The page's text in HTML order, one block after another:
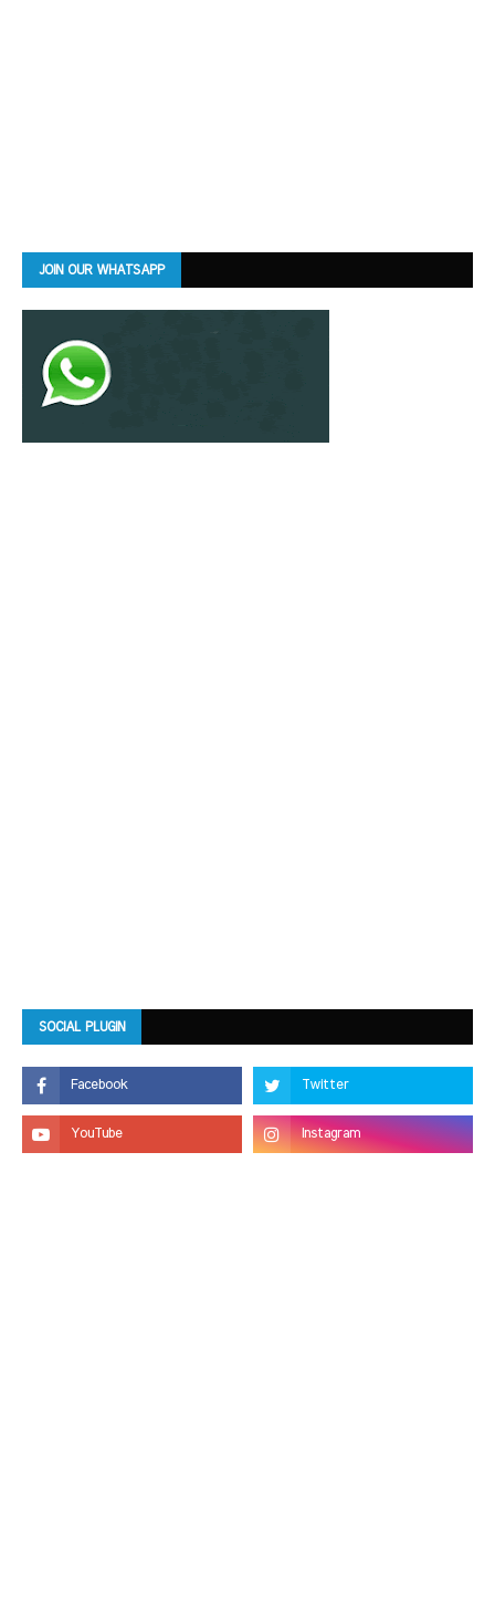
JOIN OUR WHATSAPP
SOCIAL PLUGIN